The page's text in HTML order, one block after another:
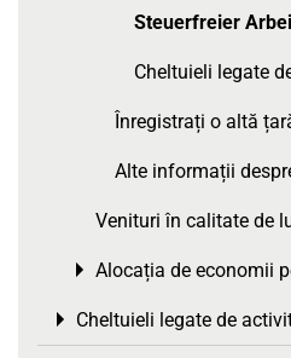
Steuerfreier
Cheltuieli legate
Înregistrați o altă
Alte informații
Venituri în calitate de
Alocația de economii
Toggle menu
Cheltuieli legate de
Toggle menu